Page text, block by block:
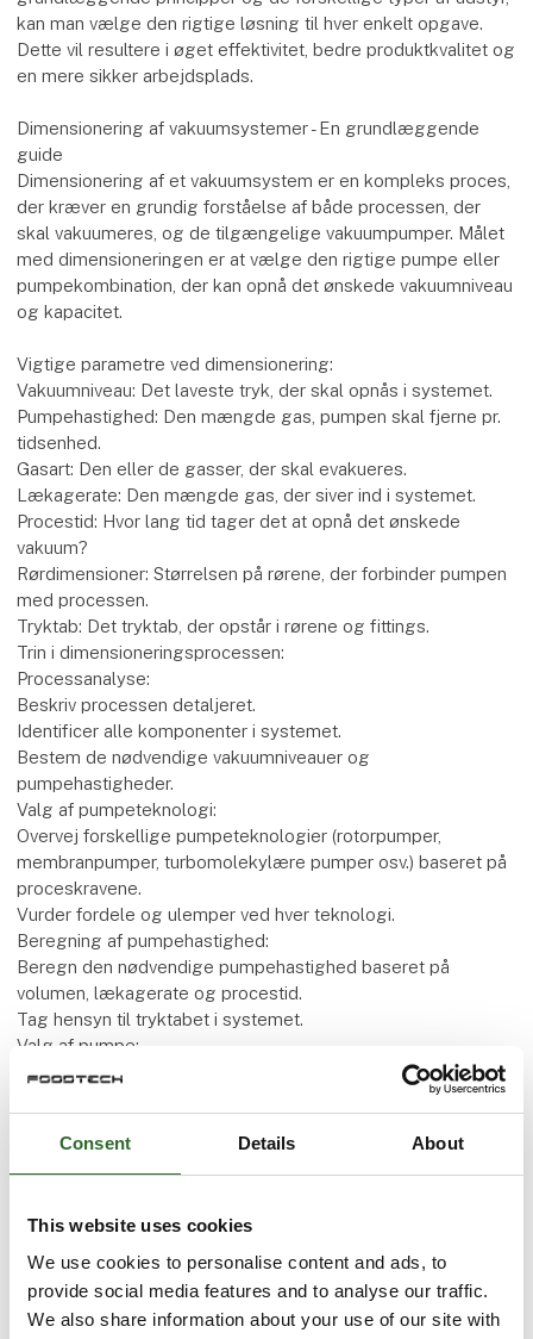
Consent Details About
This website uses cookies
We use cookies to personalise content and ads, to
provide social media features and to analyse our traffic.
We also share information about your use of our site with
Energibesparelse: Effektive og præcise systemer.
Miljøvenligt: Mindre spild og reducerede emissioner.
Sammenfatning
Vakuumpumper og vakuumejektorer spiller en vigtig rolle i
en lang række industrielle processer. Ved at forstå de
grundlæggende principper og de forskellige typer af udstyr,
kan man vælge den rigtige løsning til hver enkelt opgave.
Dette vil resultere i øget effektivitet, bedre produktkvalitet og
en mere sikker arbejdsplads.
Dimensionering af vakuumsystemer - En grundlæggende
Dimensionering af et vakuumsystem er en kompleks proces,
der kræver en grundig forståelse af både processen, der
skal vakuumeres, og de tilgængelige vakuumpumper. Målet
med dimensioneringen er at vælge den rigtige pumpe eller
pumpekombination, der kan opnå det ønskede vakuumniveau
og kapacitet.
Vigtige parametre ved dimensionering:
Vakuumniveau: Det laveste tryk, der skal opnås i systemet.
Pumpehastighed: Den mængde gas, pumpen skal fjerne pr.
tidsenhed.
Gasart: Den eller de gasser, der skal evakueres.
Lækagerate: Den mængde gas, der siver ind i systemet.
Procestid: Hvor lang tid tager det at opnå det ønskede
vakuum?
Rørdimensioner: Størrelsen på rørene, der forbinder pumpen
med processen.
Tryktab: Det tryktab, der opstår i rørene og fittings.
Trin i dimensioneringsprocessen:
Processanalyse:
Beskriv processen detaljeret.
Identificer alle komponenter i systemet.
Bestem de nødvendige vakuumniveauer og
pumpehastigheder.
Valg af pumpeteknologi:
Overvej forskellige pumpeteknologier (rotorpumper,
membranpumper, turbomolekylære pumper osv.) baseret på
Vurder fordele og ulemper ved hver teknologi.
Beregning af pumpehastighed:
Beregn den nødvendige pumpehastighed baseret på
Valg af pumpe:
Overvej faktorer som størrelse, vægt, støjniveau og
energiforbrug.
Dimensionering af rørsystem: